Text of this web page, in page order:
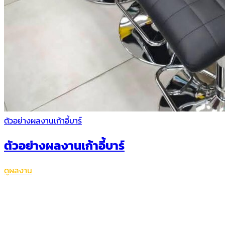
ตัวอย่างผลงานเก้าอี้บาร์
ตัวอย่างผลงานเก้าอี้บาร์
ดูผลงาน